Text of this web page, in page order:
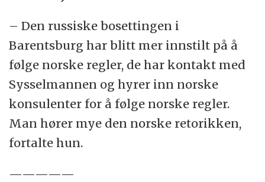
– Den russiske bosettingen i
Barentsburg har blitt mer innstilt på å
følge norske regler, de har kontakt med
Sysselmannen og hyrer inn norske
konsulenter for å følge norske regler.
Man hører mye den norske retorikken,
fortalte hun.
—————